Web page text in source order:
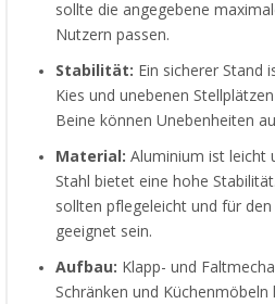
sollte die angegebene
Nutzern passen.
Stabilität: Ein sicherer Stand
Kies und unebenen
Beine können Unebenheiten
Material: Aluminium ist leicht
Stahl bietet eine hohe
sollten pflegeleicht und für den
geeignet sein.
Aufbau: Klapp- und
Schränken und